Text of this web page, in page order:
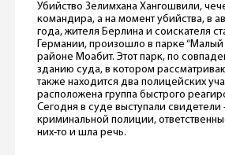
Убийство Зелимхана Хангошвили,
командира, а на момент убийства, в
года, жителя Берлина и соискателя
Германии, произошло в парке “Малый
районе Моабит. Этот парк, по
зданию суда, в котором
также находится два полицейских
расположена группа быстрого
Сегодня в суде выступали
криминальной полиции,
них-то и шла речь.